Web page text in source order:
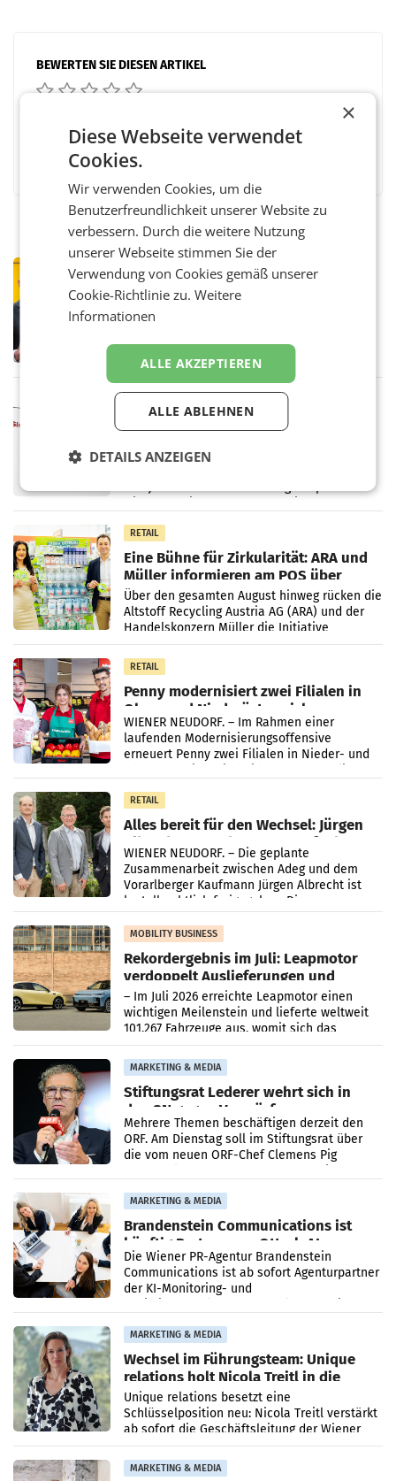
BEWERTEN SIE DIESEN ARTIKEL
FacebookTwitter
Österreichische Post: Umsatzplus im
Briefgeschäft
ersten Halbjahr 2026 einen Konzernumsatz
von 1.544,0 Mio. EUR erwirtschaftet, was
einem Plus von 3,8 Prozent gegenüber dem
Vergleichszeitraum
ProSiebenSat.1 spart und macht
UNTERFÖHRING/MAILAND/AMSTERDAM. Der
RETAIL
Eine Bühne für Zirkularität: ARA und
Müller informieren am POS über
Kreislauffähigkeit
Über den gesamten August hinweg rücken die
Altstoff Recycling Austria AG (ARA) und der
Handelskonzern Müller die Initiative
„Kreislauf-Helden“ in allen österreichischen
Müller-Filialen
RETAIL
Penny modernisiert zwei Filialen in
Ober- und Niederösterreich
WIENER NEUDORF. – Im Rahmen einer
laufenden Modernisierungsoffensive
erneuert Penny zwei Filialen in Nieder- und
RETAIL
Alles bereit für den Wechsel: Jürgen
Albrecht setzt ab 1.1.2027 auf Adeg
WIENER NEUDORF. – Die geplante
Zusammenarbeit zwischen Adeg und dem
Vorarlberger Kaufmann Jürgen Albrecht ist
kartellrechtlich freigegeben: Die
Bundeswettbewerbsbehörde und der
Bundeskartellanwalt
MOBILITY BUSINESS
Rekordergebnis im Juli: Leapmotor
verdoppelt Auslieferungen und
überschreitet die 100.000er-Marke
– Im Juli 2026 erreichte Leapmotor einen
wichtigen Meilenstein und lieferte weltweit
101.267 Fahrzeuge aus, womit sich das
Ergebnis gegenüber Juli 2025 mehr als
verdoppelte (+102
MARKETING & MEDIA
Stiftungsrat Lederer wehrt sich in
den SN gegen Vorwürfe
Mehrere Themen beschäftigen derzeit den
ORF. Am Dienstag soll im Stiftungsrat über
die vom neuen ORF-Chef Clemens Pig
MARKETING & MEDIA
Brandenstein Communications ist
künftig Partner von OtterlyAI
Die Wiener PR-Agentur Brandenstein
Communications ist ab sofort Agenturpartner
der KI-Monitoring- und
MARKETING & MEDIA
Wechsel im Führungsteam: Unique
relations holt Nicola Treitl in die
Geschäftsleitung
Unique relations besetzt eine
Schlüsselposition neu: Nicola Treitl verstärkt
ab sofort die Geschäftsleitung der Wiener
PR-Agentur an der Seite von Josef Kalina und
Anna Kalina-Mahr.
MARKETING & MEDIA
×
Diese Webseite verwendet
Cookies.
Wir verwenden Cookies, um die
Benutzerfreundlichkeit unserer Website zu
verbessern. Durch die weitere Nutzung
unserer Webseite stimmen Sie der
Verwendung von Cookies gemäß unserer
Cookie-Richtlinie zu.Weitere
Informationen
ALLE AKZEPTIEREN
ALLE ABLEHNEN
DETAILS ANZEIGEN